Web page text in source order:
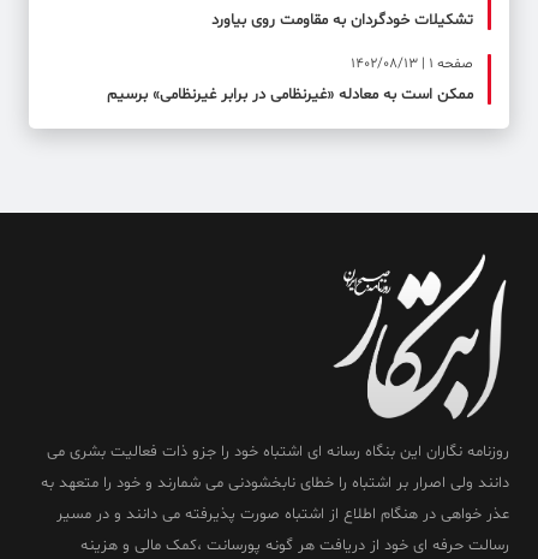
تشکیلات خودگردان به مقاومت روی بیاورد
صفحه ۱ | 1402/08/13
ممکن است به معادله «غیرنظامی در برابر غیرنظامی» برسیم
روزنامه نگاران این بنگاه رسانه ای اشتباه خود را جزو ذات فعالیت بشری می
دانند ولی اصرار بر اشتباه را خطای نابخشودنی می شمارند و خود را متعهد به
عذر خواهی در هنگام اطلاع از اشتباه صورت پذیرفته می دانند و در مسیر
رسالت حرفه ای خود از دریافت هر گونه پورسانت ،کمک مالی و هزینه